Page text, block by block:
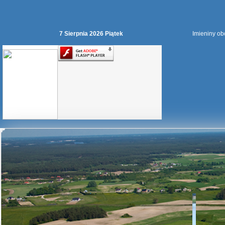
7 Sierpnia 2026 Piątek Imieniny